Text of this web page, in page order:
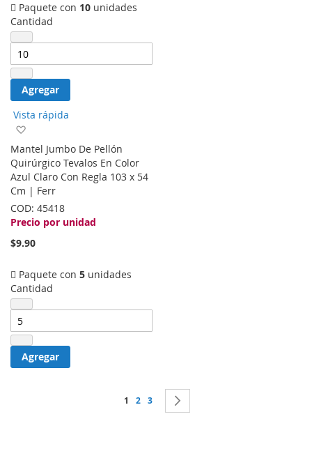
Paquete con 10 unidades
Cantidad
Agregar
Vista rápida
la
lista
de
deseos
Mantel Jumbo De Pellón
Quirúrgico Tevalos En Color
Azul Claro Con Regla 103 x 54
Cm | Ferr
COD: 45418
Precio por unidad
$9.90
Paquete con 5 unidades
Cantidad
Agregar
Página
Actualmente estás leyendo página
1 Página
2 Página
3